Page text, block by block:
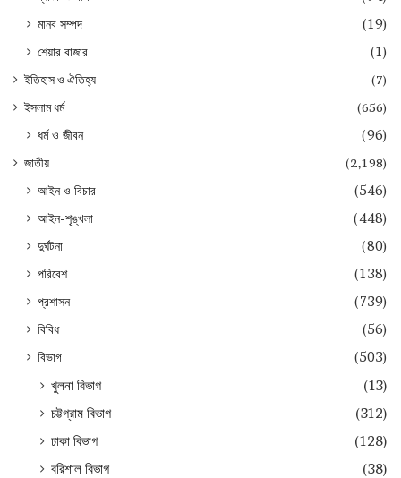
মানব সম্পদ
(19)
শেয়ার বাজার
(1)
ইতিহাস ও ঐতিহ্য
(7)
ইসলাম ধর্ম
(656)
ধর্ম ও জীবন (96)
জাতীয় (2,198)
আইন ও বিচার
(546)
আইন-শৃঙ্খলা
(448)
দুর্ঘটনা
(80)
পরিবেশ
(138)
প্রশাসন
(739)
বিবিধ
(56)
বিভাগ
(503)
খুলনা বিভাগ
(13)
চট্টগ্রাম বিভাগ
(312)
ঢাকা বিভাগ
(128)
বরিশাল বিভাগ
(38)